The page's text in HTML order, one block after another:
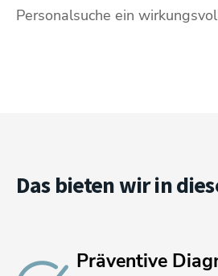
Personalsuche ein
Das bieten wir in
Präventive